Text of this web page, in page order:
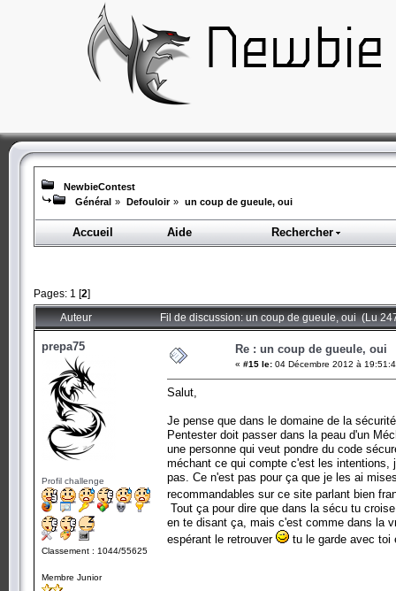
NewbieContest
Général » Defouloir » un coup de gueule, oui
Accueil Aide Rechercher
Pages: 1 [2]
Auteur Fil de discussion: un coup de gueule, oui (Lu
prepa75
Profil challenge
Classement : 1044/55625
Membre Junior
Re : un coup de gueule, oui
« #15 le: 04 Décembre 2012 à
Salut,
Je pense que dans le domaine de la
Pentester doit passer dans la peau d'un
une personne qui veut pondre du code
méchant ce qui compte c'est les intentions,
pas. Ce n'est pas pour ça que je les ai
recommandables sur ce site parlant bien
Tout ça pour dire que dans la sécu tu
en te disant ça, mais c'est comme dans la
espérant le retrouver
tu le garde avec toi